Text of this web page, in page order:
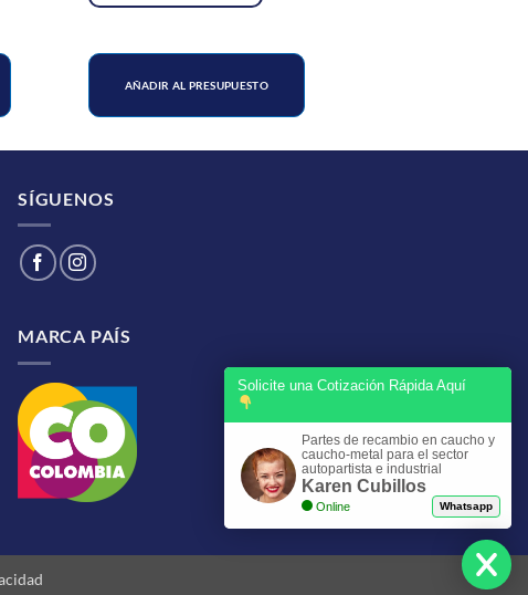
AÑADIR AL PRESUPUESTO
SÍGUENOS
MARCA PAÍS
Solicite una Cotización Rápida Aquí
Partes de recambio en caucho y
caucho-metal para el sector
autopartista e industrial
Karen Cubillos
Online Whatsapp